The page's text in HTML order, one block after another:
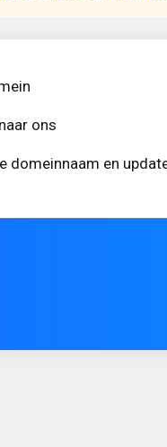
ons
domeinnaam en